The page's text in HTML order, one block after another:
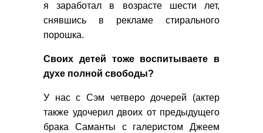
я заработал в возрасте шести лет,
снявшись в рекламе стирального
порошка.
Своих детей тоже воспитываете в
духе полной свободы?
У нас с Сэм четверо дочерей (актер
также удочерил двоих от предыдущего
брака Саманты с галеристом Джеем